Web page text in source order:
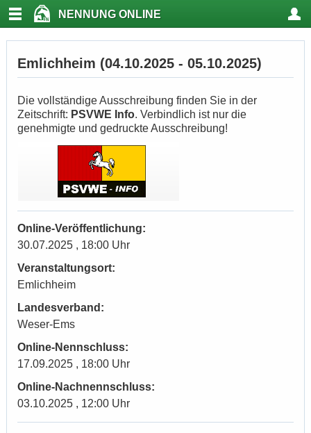
NENNUNG ONLINE
Emlichheim (04.10.2025 - 05.10.2025)
Die vollständige Ausschreibung finden Sie in der
Zeitschrift: PSVWE Info. Verbindlich ist nur die
genehmigte und gedruckte Ausschreibung!
Online-Veröffentlichung:
30.07.2025 , 18:00 Uhr
Veranstaltungsort:
Emlichheim
Landesverband:
Weser-Ems
Online-Nennschluss:
17.09.2025 , 18:00 Uhr
Online-Nachnennschluss:
03.10.2025 , 12:00 Uhr